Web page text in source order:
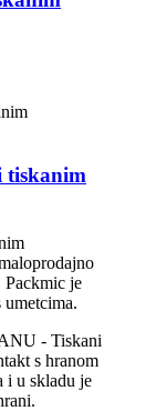
tiskanim
Packmic je
- Tiskani
s hranom
i u skladu je